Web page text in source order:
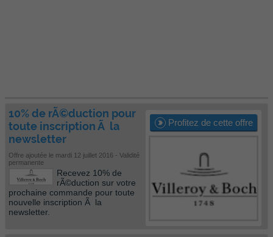
Profitez de cette offre
10% de rÃ©duction pour
toute inscription Ã la
newsletter
Offre ajoutée le mardi 12 juillet 2016 - Validité
permanente
Recevez 10% de
rÃ©duction sur votre
prochaine commande pour toute
nouvelle inscription Ã la
newsletter.